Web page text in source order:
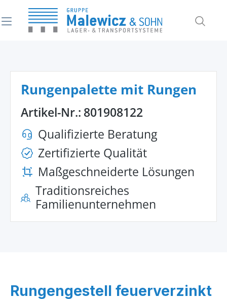
springen
Rungenpalette mit Rungen
Artikel-Nr.: 801908122
Qualifizierte Beratung
Zertifizierte Qualität
Maßgeschneiderte Lösungen
Traditionsreiches
Familienunternehmen
Rungengestell feuerverzinkt